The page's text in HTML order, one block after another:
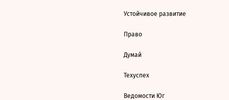
Устойчивое развитие
Право
Думай
Техуспех
Ведомости Юг